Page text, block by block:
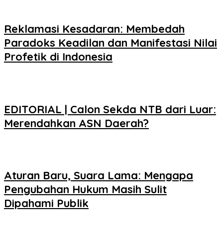
Reklamasi Kesadaran: Membedah
Paradoks Keadilan dan Manifestasi Nilai
Profetik di Indonesia
EDITORIAL | Calon Sekda NTB dari Luar:
Merendahkan ASN Daerah?
Aturan Baru, Suara Lama: Mengapa
Pengubahan Hukum Masih Sulit
Dipahami Publik